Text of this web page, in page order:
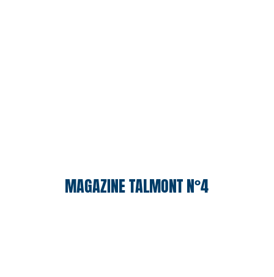
MAGAZINE TALMONT N°4